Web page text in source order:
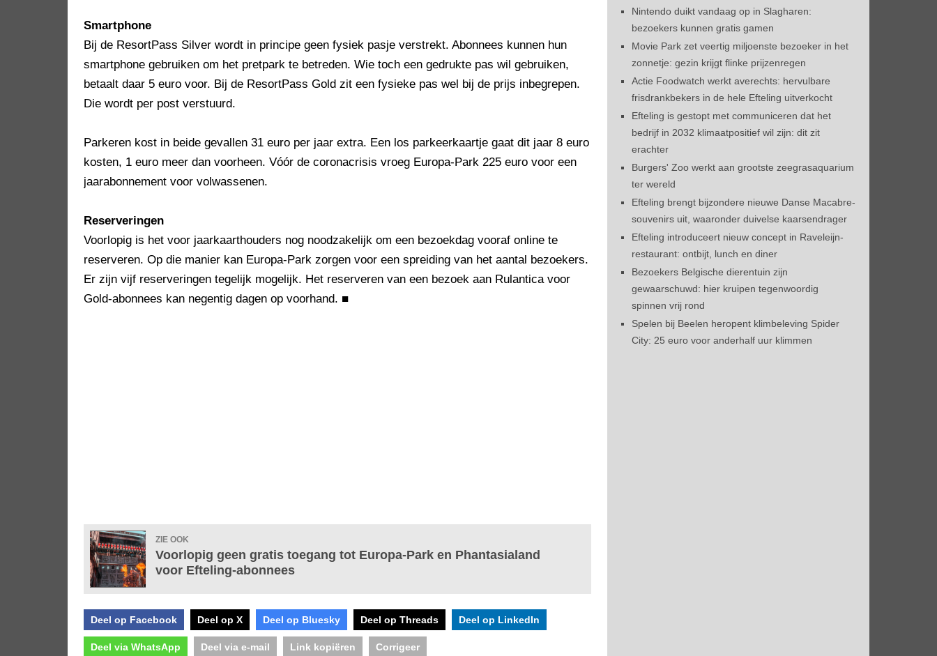
Smartphone
Bij de ResortPass Silver wordt in principe geen fysiek pasje verstrekt. Abonnees kunnen hun
smartphone gebruiken om het pretpark te betreden. Wie toch een gedrukte pas wil gebruiken,
betaalt daar 5 euro voor. Bij de ResortPass Gold zit een fysieke pas wel bij de prijs inbegrepen.
Die wordt per post verstuurd.
Parkeren kost in beide gevallen 31 euro per jaar extra. Een los parkeerkaartje gaat dit jaar 8 euro
kosten, 1 euro meer dan voorheen. Vóór de coronacrisis vroeg Europa-Park 225 euro voor een
jaarabonnement voor volwassenen.
Reserveringen
Voorlopig is het voor jaarkaarthouders nog noodzakelijk om een bezoekdag vooraf online te
reserveren. Op die manier kan Europa-Park zorgen voor een spreiding van het aantal bezoekers.
Er zijn vijf reserveringen tegelijk mogelijk. Het reserveren van een bezoek aan Rulantica voor
Gold-abonnees kan negentig dagen op voorhand. ■
ZIE OOK
Voorlopig geen gratis toegang tot Europa-Park en Phantasialand
voor Efteling-abonnees
Deel op Facebook Deel op X Deel op Bluesky Deel op Threads Deel op LinkedIn
Deel via WhatsApp Deel via e-mail Link kopiëren Corrigeer
Nintendo duikt vandaag op in Slagharen:
bezoekers kunnen gratis gamen
Movie Park zet veertig miljoenste bezoeker in het
zonnetje: gezin krijgt flinke prijzenregen
Actie Foodwatch werkt averechts: hervulbare
frisdrankbekers in de hele Efteling uitverkocht
Efteling is gestopt met communiceren dat het
bedrijf in 2032 klimaatpositief wil zijn: dit zit
erachter
Burgers' Zoo werkt aan grootste zeegrasaquarium
ter wereld
Efteling brengt bijzondere nieuwe Danse Macabre-
souvenirs uit, waaronder duivelse kaarsendrager
Efteling introduceert nieuw concept in Raveleijn-
restaurant: ontbijt, lunch en diner
Bezoekers Belgische dierentuin zijn
gewaarschuwd: hier kruipen tegenwoordig
spinnen vrij rond
Spelen bij Beelen heropent klimbeleving Spider
City: 25 euro voor anderhalf uur klimmen